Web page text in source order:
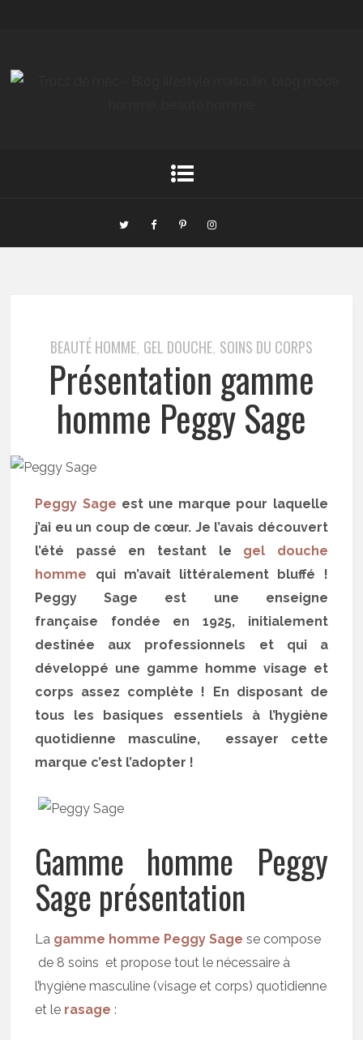
BEAUTÉ HOMME, GEL DOUCHE, SOINS DU CORPS
Présentation gamme
homme Peggy Sage
Peggy Sage est une marque pour laquelle
j’ai eu un coup de cœur. Je l’avais découvert
l’été passé en testant le gel douche
homme qui m’avait littéralement bluffé !
Peggy Sage est une enseigne
française fondée en 1925, initialement
destinée aux professionnels et qui a
développé une gamme homme visage et
corps assez complète ! En disposant de
tous les basiques essentiels à l’hygiène
quotidienne masculine, essayer cette
marque c’est l’adopter !
Gamme homme Peggy
Sage présentation
La gamme homme Peggy Sage se compose
de 8 soins et propose tout le nécessaire à
l’hygiène masculine (visage et corps) quotidienne
et le rasage :